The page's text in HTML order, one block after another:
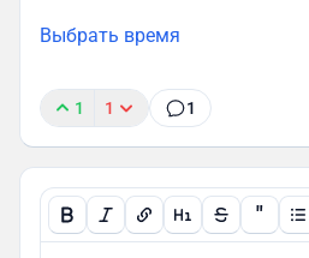
Выбрать время
1 1 1
"